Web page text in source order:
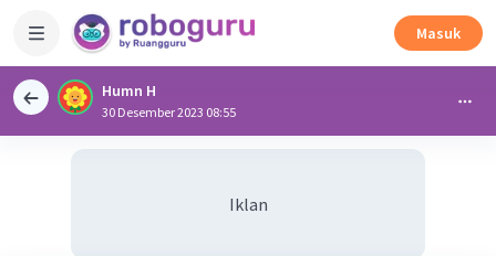
Masuk
Humn H
30 Desember 2023 08:55
Iklan